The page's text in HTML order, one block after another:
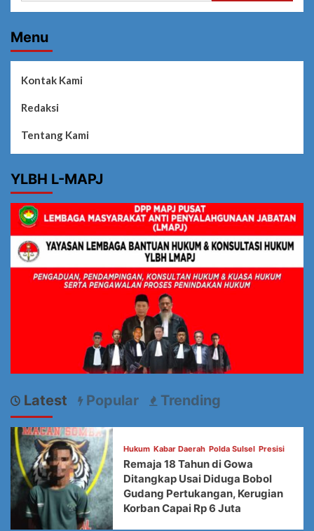
Menu
Kontak Kami
Redaksi
Tentang Kami
YLBH L-MAPJ
Latest Popular Trending
Hukum Kabar Daerah Polda Sulsel Presisi
Remaja 18 Tahun di Gowa
Ditangkap Usai Diduga Bobol
Gudang Pertukangan, Kerugian
Korban Capai Rp 6 Juta